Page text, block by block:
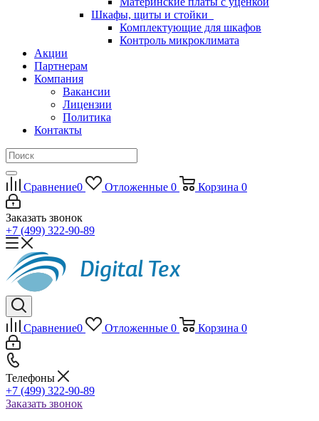
Шкафы, щиты и стойки
Комплектующие для шкафов
Контроль микроклимата
Акции
Партнерам
Компания
Вакансии
Лицензии
Политика
Контакты
Сравнение0 Отложенные 0 Корзина 0
Заказать звонок
+7 (499) 322-90-89
Сравнение0 Отложенные 0 Корзина 0
Телефоны
+7 (499) 322-90-89
Заказать звонок